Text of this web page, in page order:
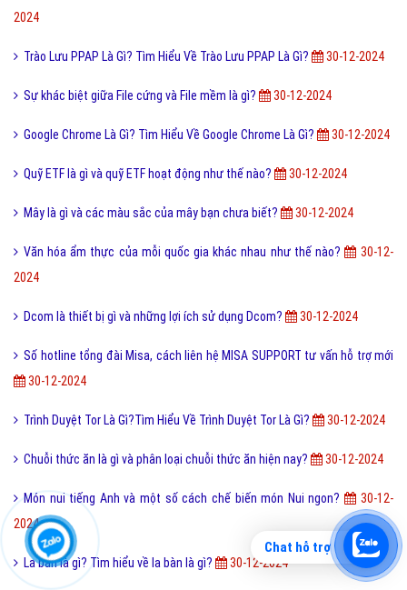
2024
Trào Lưu PPAP Là Gì? Tìm Hiểu Về Trào Lưu PPAP Là Gì? 30-12-2024
Sự khác biệt giữa File cứng và File mềm là gì? 30-12-2024
Google Chrome Là Gì? Tìm Hiểu Về Google Chrome Là Gì? 30-12-2024
Quỹ ETF là gì và quỹ ETF hoạt động như thế nào? 30-12-2024
Mây là gì và các màu sắc của mây bạn chưa biết? 30-12-2024
Văn hóa ẩm thực của mỗi quốc gia khác nhau như thế nào?
30-12-
2024
Dcom là thiết bị gì và những lợi ích sử dụng Dcom? 30-12-2024
Số hotline tổng đài Misa, cách liên hệ MISA SUPPORT tư vấn hỗ trợ mới
30-12-2024
Trình Duyệt Tor Là Gì?Tìm Hiểu Về Trình Duyệt Tor Là Gì? 30-12-2024
Chuỗi thức ăn là gì và phân loại chuỗi thức ăn hiện nay? 30-12-2024
Món nui tiếng Anh và một số cách chế biến món Nui ngon?
30-12-
2024
La bàn là gì? Tìm hiểu về la bàn là gì? 30-12-2024
Chat hỗ trợ